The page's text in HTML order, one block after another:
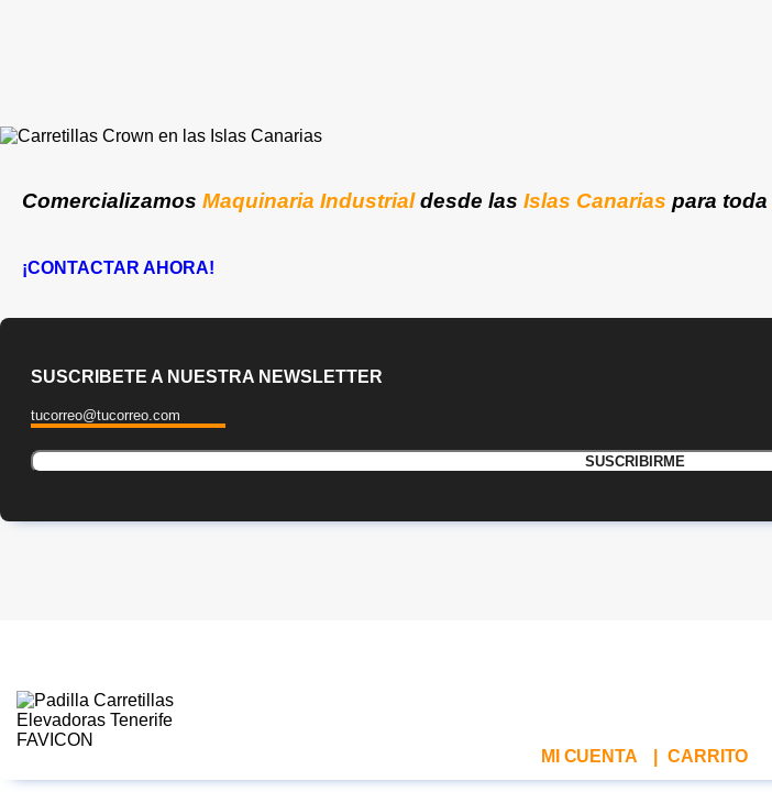
Comercializamos Maquinaria Industrialdesde las Islas Canarias para toda
¡CONTACTAR AHORA!
SUSCRIBETE A NUESTRA NEWSLETTER
MI CUENTA CARRITO